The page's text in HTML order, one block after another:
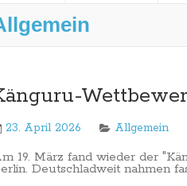
23. April 2026 Allgemein
19. März fand wieder der
Deutschladweit nahmen